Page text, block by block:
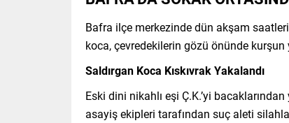
Bafra ilçe merkezinde dün akşam
koca, çevredekilerin gözü önünde kurşun
Saldırgan Koca Kıskıvrak Yakalandı
Eski dini nikahlı eşi Ç.K.’yi
asayiş ekipleri tarafından suç aleti